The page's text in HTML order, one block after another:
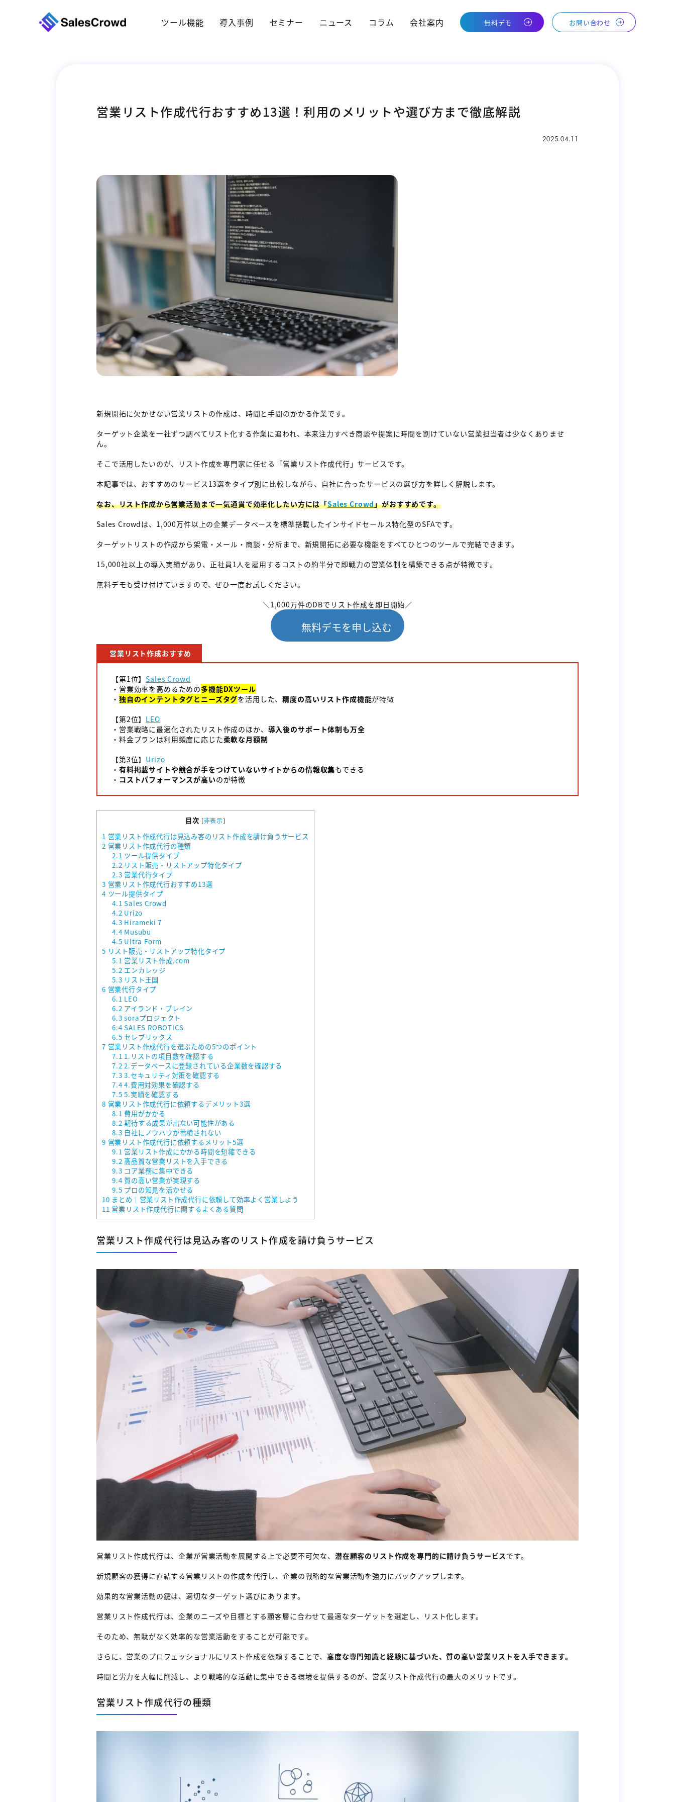
ツール機能 導入事例 セミナー ニュース コラム 会社案内 無料デモ お問い合わせ
営業リスト作成代行おすすめ13選！利用のメリットや選び方まで徹底解説
2025.04.11
新規開拓に欠かせない営業リストの作成は、時間と手間のかかる作業です。
ターゲット企業を一社ずつ調べてリスト化する作業に追われ、本来注力すべき商談や提案に時間を割けていない営業担当者は少なくありませ
ん。
そこで活用したいのが、リスト作成を専門家に任せる「営業リスト作成代行」サービスです。
本記事では、おすすめのサービス13選をタイプ別に比較しながら、自社に合ったサービスの選び方を詳しく解説します。
なお、リスト作成から営業活動まで一気通貫で効率化したい方には「Sales Crowd」がおすすめです。
Sales Crowdは、1,000万件以上の企業データベースを標準搭載したインサイドセールス特化型のSFAです。
ターゲットリストの作成から架電・メール・商談・分析まで、新規開拓に必要な機能をすべてひとつのツールで完結できます。
15,000社以上の導入実績があり、正社員1人を雇用するコストの約半分で即戦力の営業体制を構築できる点が特徴です。
無料デモも受け付けていますので、ぜひ一度お試しください。
＼1,000万件のDBでリスト作成を即日開始／
無料デモを申し込む
営業リスト作成おすすめ
【第1位】Sales Crowd
・営業効率を高めるための多機能DXツール
・ 独自のインテントタグとニーズタグを活用した、精度の高いリスト作成機能が特徴
【第2位】 LEO
・営業戦略に最適化されたリスト作成のほか、 導入後のサポート体制も万全
・料金プランは利用頻度に応じた柔軟な月額制
【第3位】 Urizo
・ 有料掲載サイトや競合が手をつけていないサイトからの情報収集もできる
・ コストパフォーマンスが高いのが特徴
目次 [非表示]
1 営業リスト作成代行は見込み客のリスト作成を請け負うサービス
2 営業リスト作成代行の種類
2.1 ツール提供タイプ
2.2 リスト販売・リストアップ特化タイプ
2.3 営業代行タイプ
3 営業リスト作成代行おすすめ13選
4 ツール提供タイプ
4.1 Sales Crowd
4.2 Urizo
4.3 Hirameki 7
4.4 Musubu
4.5 Ultra Form
5 リスト販売・リストアップ特化タイプ
5.1 営業リスト作成.com
5.2 エンカレッジ
5.3 リスト王国
6 営業代行タイプ
6.1 LEO
6.2 アイランド・ブレイン
6.3 soraプロジェクト
6.4 SALES ROBOTICS
6.5 セレブリックス
7 営業リスト作成代行を選ぶための5つのポイント
7.1 1.リストの項目数を確認する
7.2 2.データベースに登録されている企業数を確認する
7.3 3.セキュリティ対策を確認する
7.4 4.費用対効果を確認する
7.5 5.実績を確認する
8 営業リスト作成代行に依頼するデメリット3選
8.1 費用がかかる
8.2 期待する成果が出ない可能性がある
8.3 自社にノウハウが蓄積されない
9 営業リスト作成代行に依頼するメリット5選
9.1 営業リスト作成にかかる時間を短縮できる
9.2 高品質な営業リストを入手できる
9.3 コア業務に集中できる
9.4 質の高い営業が実現する
9.5 プロの知見を活かせる
10 まとめ｜営業リスト作成代行に依頼して効率よく営業しよう
11 営業リスト作成代行に関するよくある質問
営業リスト作成代行は見込み客のリスト作成を請け負うサービス
営業リスト作成代行は、企業が営業活動を展開する上で必要不可欠な、 潜在顧客のリスト作成を専門的に請け負うサービス です。
新規顧客の獲得に直結する営業リストの作成を代行し、企業の戦略的な営業活動を強力にバックアップします。
効果的な営業活動の鍵は、適切なターゲット選びにあります。
営業リスト作成代行は、企業のニーズや目標とする顧客層に合わせて最適なターゲットを選定し、リスト化します。
そのため、無駄がなく効率的な営業活動をすることが可能です。
さらに、営業のプロフェッショナルにリスト作成を依頼することで、高度な専門知識と経験に基づいた、質の高い営業リストを入手できます。
時間と労力を大幅に削減し、より戦略的な活動に集中できる環境を提供するのが、営業リスト作成代行の最大のメリットです。
営業リスト作成代行の種類